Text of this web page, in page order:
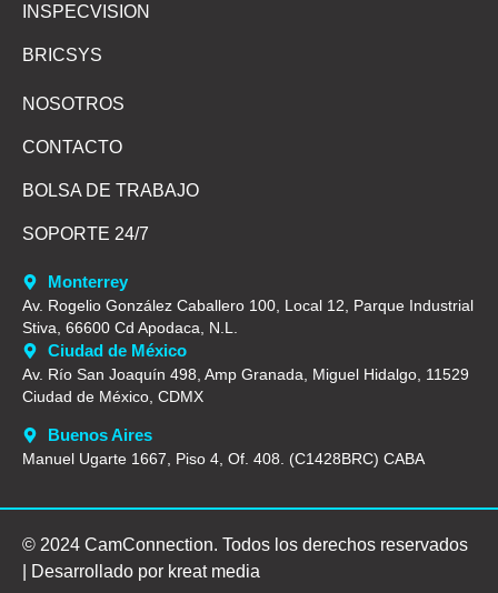
INSPECVISION
BRICSYS
NOSOTROS
CONTACTO
BOLSA DE TRABAJO
SOPORTE 24/7
Monterrey
Av. Rogelio González Caballero 100, Local 12, Parque Industrial
Stiva, 66600 Cd Apodaca, N.L.
Ciudad de México
Av. Río San Joaquín 498, Amp Granada, Miguel Hidalgo, 11529
Ciudad de México, CDMX
Buenos Aires
Manuel Ugarte 1667, Piso 4, Of. 408. (C1428BRC) CABA
© 2024 CamConnection. Todos los derechos reservados
| Desarrollado por kreat media